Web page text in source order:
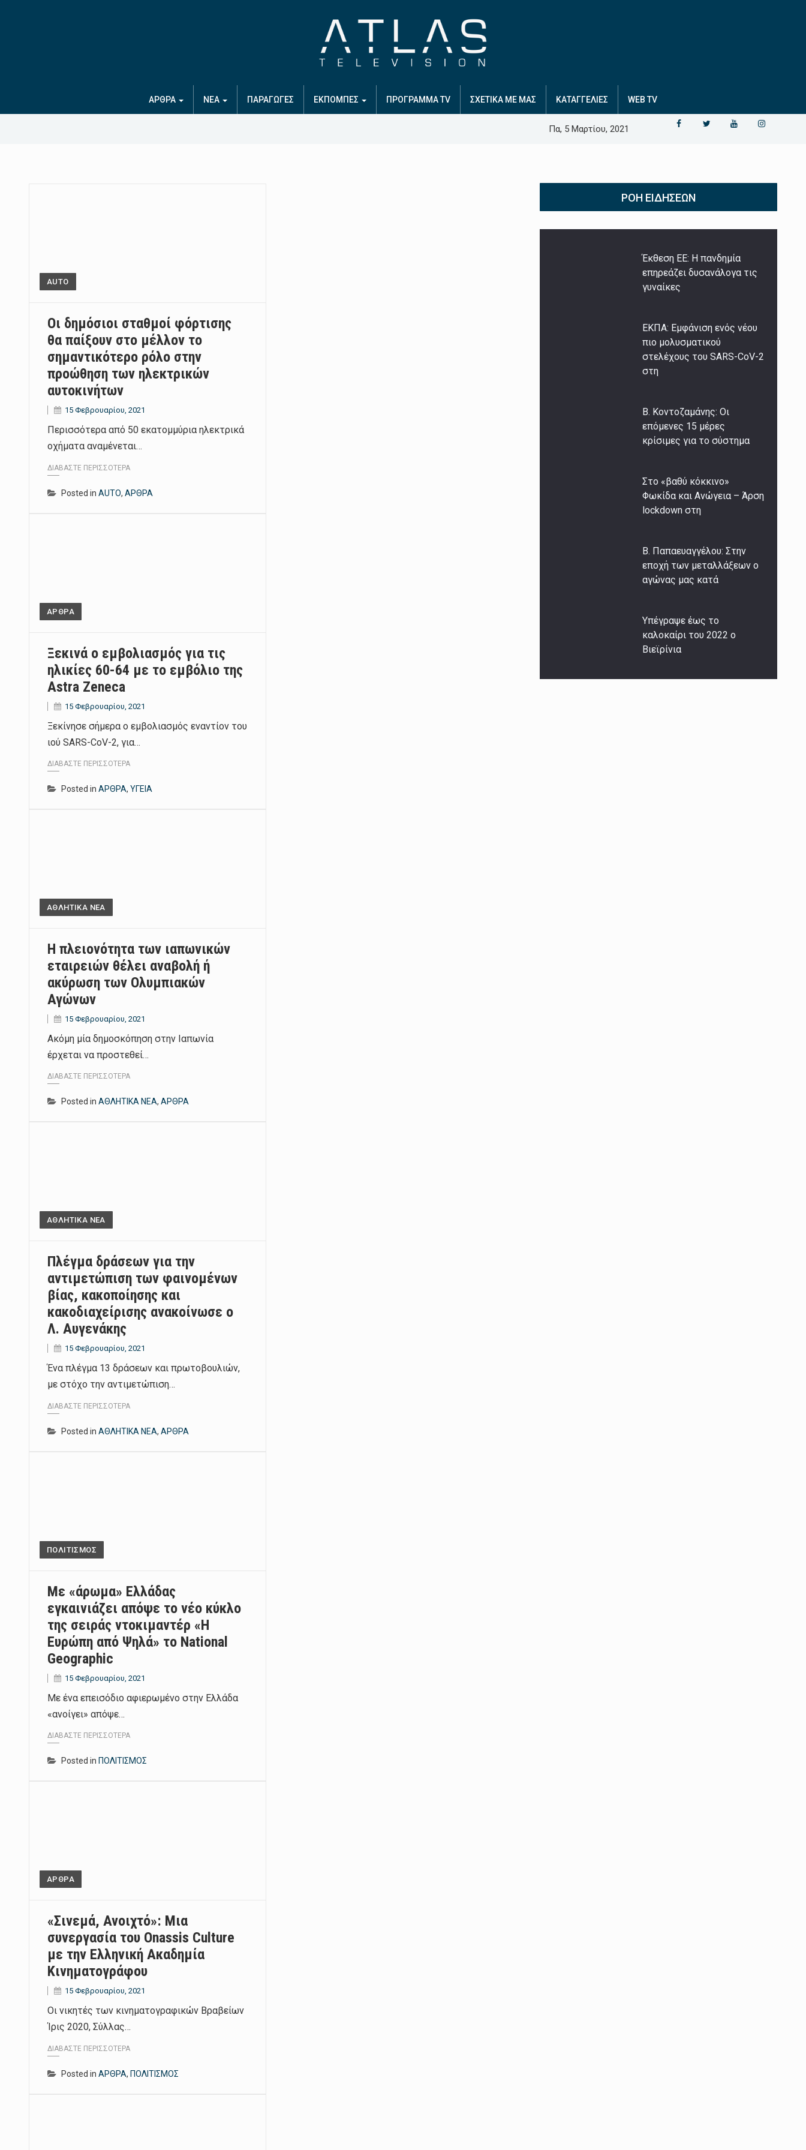
ΑΡΘΡΑ ΝΕΑ ΠΑΡΑΓΩΓΕΣ ΕΚΠΟΜΠΕΣ ΠΡΟΓΡΑΜΜΑ TV ΣΧΕΤΙΚΑ ΜΕ ΜΑΣ ΚΑΤΑΓΓΕΛΙΕΣ WEB TV
Πα, 5 Μαρτίου, 2021
AUTO
Οι δημόσιοι σταθμοί φόρτισης
θα παίξουν στο μέλλον το
σημαντικότερο ρόλο στην
προώθηση των ηλεκτρικών
αυτοκινήτων
15 Φεβρουαρίου, 2021
Περισσότερα από 50 εκατομμύρια ηλεκτρικά
οχήματα αναμένεται…
ΔΙΑΒΆΣΤΕ ΠΕΡΙΣΣΌΤΕΡΑ
Posted in AUTO, ΑΡΘΡΑ
ΑΡΘΡΑ
Ξεκινά ο εμβολιασμός για τις
ηλικίες 60-64 με το εμβόλιο της
Astra Zeneca
15 Φεβρουαρίου, 2021
Ξεκίνησε σήμερα ο εμβολιασμός εναντίον του
ιού SARS-CoV-2, για…
ΔΙΑΒΆΣΤΕ ΠΕΡΙΣΣΌΤΕΡΑ
Posted in ΑΡΘΡΑ, ΥΓΕΙΑ
ΑΘΛΗΤΙΚΑ ΝΕΑ
Η πλειονότητα των ιαπωνικών
εταιρειών θέλει αναβολή ή
ακύρωση των Ολυμπιακών
Αγώνων
15 Φεβρουαρίου, 2021
Ακόμη μία δημοσκόπηση στην Ιαπωνία
έρχεται να προστεθεί…
ΔΙΑΒΆΣΤΕ ΠΕΡΙΣΣΌΤΕΡΑ
Posted in ΑΘΛΗΤΙΚΑ ΝΕΑ, ΑΡΘΡΑ
ΑΘΛΗΤΙΚΑ ΝΕΑ
Πλέγμα δράσεων για την
αντιμετώπιση των φαινομένων
βίας, κακοποίησης και
κακοδιαχείρισης ανακοίνωσε ο
Λ. Αυγενάκης
15 Φεβρουαρίου, 2021
Ένα πλέγμα 13 δράσεων και πρωτοβουλιών,
με στόχο την αντιμετώπιση…
ΔΙΑΒΆΣΤΕ ΠΕΡΙΣΣΌΤΕΡΑ
Posted in ΑΘΛΗΤΙΚΑ ΝΕΑ, ΑΡΘΡΑ
ΠΟΛΙΤΙΣΜΟΣ
Με «άρωμα» Ελλάδας
εγκαινιάζει απόψε το νέο κύκλο
της σειράς ντοκιμαντέρ «Η
Ευρώπη από Ψηλά» το National
Geographic
15 Φεβρουαρίου, 2021
Με ένα επεισόδιο αφιερωμένο στην Ελλάδα
«ανοίγει» απόψε…
ΔΙΑΒΆΣΤΕ ΠΕΡΙΣΣΌΤΕΡΑ
Posted in ΠΟΛΙΤΙΣΜΟΣ
ΑΡΘΡΑ
«Σινεμά, Ανοιχτό»: Μια
συνεργασία του Onassis Culture
με την Ελληνική Ακαδημία
Κινηματογράφου
15 Φεβρουαρίου, 2021
Οι νικητές των κινηματογραφικών Βραβείων
Ίρις 2020, Σύλλας…
ΔΙΑΒΆΣΤΕ ΠΕΡΙΣΣΌΤΕΡΑ
Posted in ΑΡΘΡΑ, ΠΟΛΙΤΙΣΜΟΣ
ΡΟΉ ΕΙΔΉΣΕΩΝ
Έκθεση ΕΕ: Η πανδημία
επηρεάζει δυσανάλογα τις
γυναίκες
ΕΚΠΑ: Εμφάνιση ενός νέου
πιο μολυσματικού
στελέχους του SARS-CoV-2
στη
Β. Κοντοζαμάνης: Οι
επόμενες 15 μέρες
κρίσιμες για το σύστημα
Στο «βαθύ κόκκινο»
Φωκίδα και Ανώγεια – Άρση
lockdown στη
Β. Παπαευαγγέλου: Στην
εποχή των μεταλλάξεων ο
αγώνας μας κατά
Υπέγραψε έως το
καλοκαίρι του 2022 ο
Βιεϊρίνια